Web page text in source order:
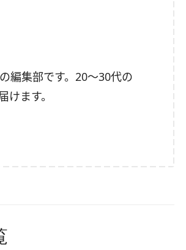
編集部です。20～30代の
ます。